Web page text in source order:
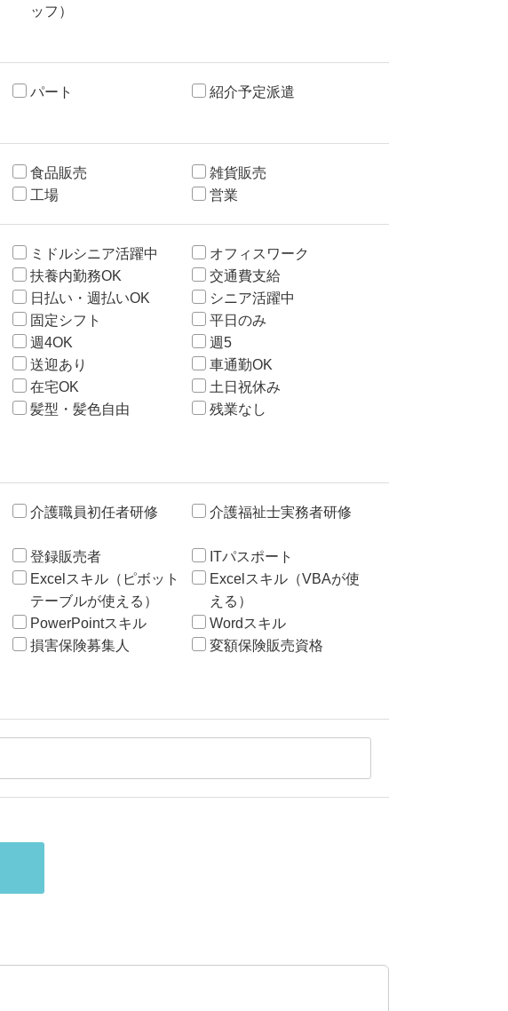
ッフ）
パート
紹介予定派遣
食品販売
雑貨販売
工場 営業
ミドルシニア活躍中
オフィスワーク
扶養内勤務OK
交通費支給
日払い・週払いOK
シニア活躍中
固定シフト
平日のみ
週4OK
週5
送迎あり
車通勤OK
在宅OK
土日祝休み
髪型・髪色自由
残業なし
介護職員初任者研修 介護福祉士実務者研修
登録販売者
ITパスポート
Excelスキル（ピボット
テーブルが使える）
Excelスキル（VBAが使
える）
PowerPointスキル
Wordスキル
損害保険募集人 変額保険販売資格